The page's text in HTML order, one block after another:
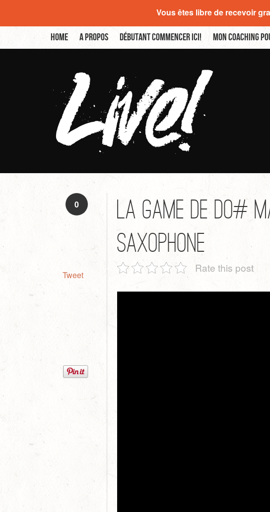
Home A propos Débutant commencer ici! Mon coaching
0
Tweet
La game de DO#
saxophone
Rate this post
Vous êtes libre de recevoir